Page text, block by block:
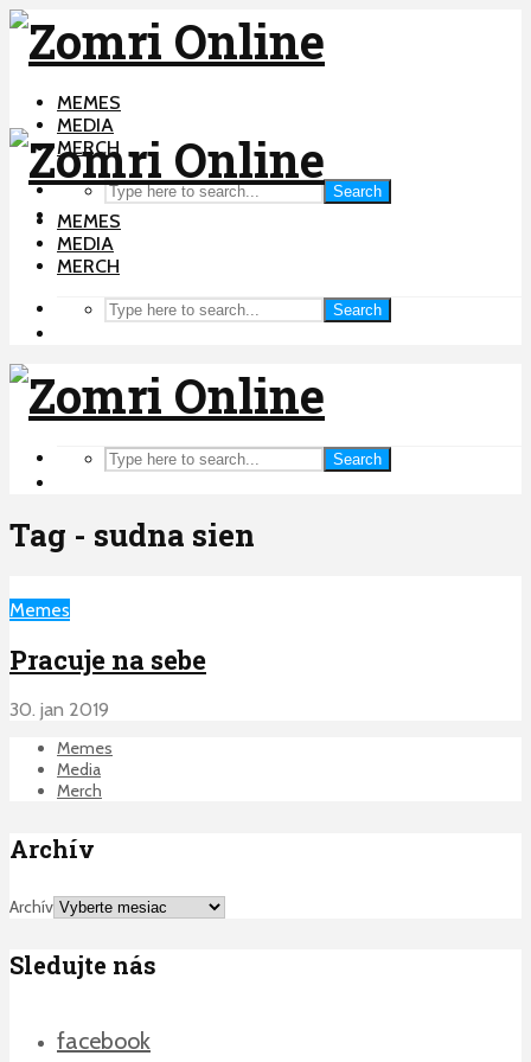
MEMES
MEDIA
MERCH
Search
MEMES
MEDIA
MERCH
Search
Search
Tag - sudna sien
Memes
Pracuje na sebe
30. jan 2019
Memes
Media
Merch
Archív
Archív
Sledujte nás
facebook